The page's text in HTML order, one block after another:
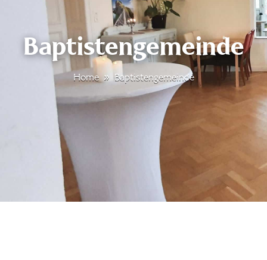
Baptistengemeinde
Home » Baptistengemeinde